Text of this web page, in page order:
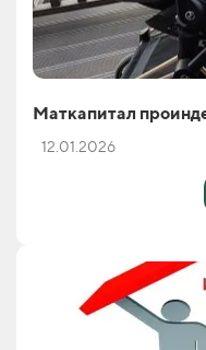
Маткапитал
12.01.2026